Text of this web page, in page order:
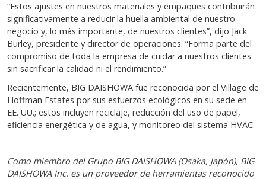
“Estos ajustes en nuestros materiales y empaques contribuirán
significativamente a reducir la huella ambiental de nuestro
negocio y, lo más importante, de nuestros clientes”, dijo Jack
Burley, presidente y director de operaciones. “Forma parte del
compromiso de toda la empresa de cuidar a nuestros clientes
sin sacrificar la calidad ni el rendimiento.”
Recientemente, BIG DAISHOWA fue reconocida por el Village de
Hoffman Estates por sus esfuerzos ecológicos en su sede en
EE. UU.; estos incluyen reciclaje, reducción del uso de papel,
eficiencia energética y de agua, y monitoreo del sistema HVAC.
Como miembro del Grupo BIG DAISHOWA (Osaka, Japón), BIG
DAISHOWA Inc. es un proveedor de herramientas reconocido